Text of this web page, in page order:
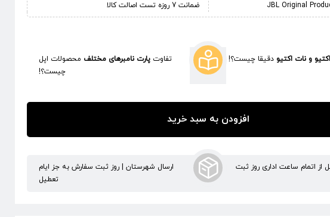
ضمانت 7 روزه تست اصالت کالا
اکتیو و نات اکتیو دقیقا چیست؟! تفاوت پارت نامبرهای مختلف محصولات اپل
چیست؟!
افزودن به سبد خرید
از اتمام ساعت اداری روز ثبت
ارسال شهرستان | روز ثبت سفارش به جز ایام
تعطیل